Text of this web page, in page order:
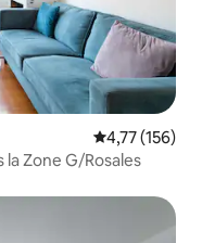
Évaluation
4,77 (156)
Chambre Chic et Confortable dans la Zone G/Rosales